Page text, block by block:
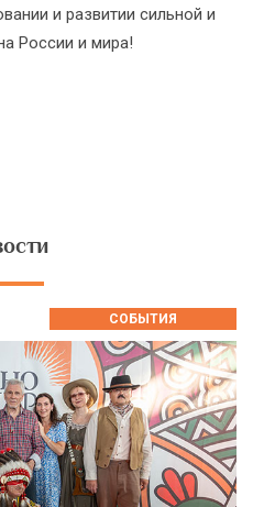
и развитии сильной и
России и мира!
СОБЫТИЯ